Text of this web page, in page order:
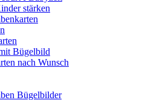
stärken
Bügelbild
nach Wunsch
Bügelbilder